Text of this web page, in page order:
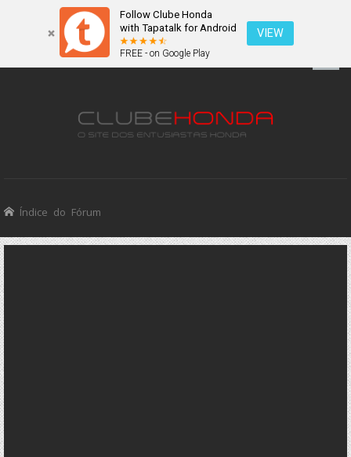
Follow Clube Honda
with Tapatalk for Android
FREE - on Google Play
VIEW
Índice do Fórum